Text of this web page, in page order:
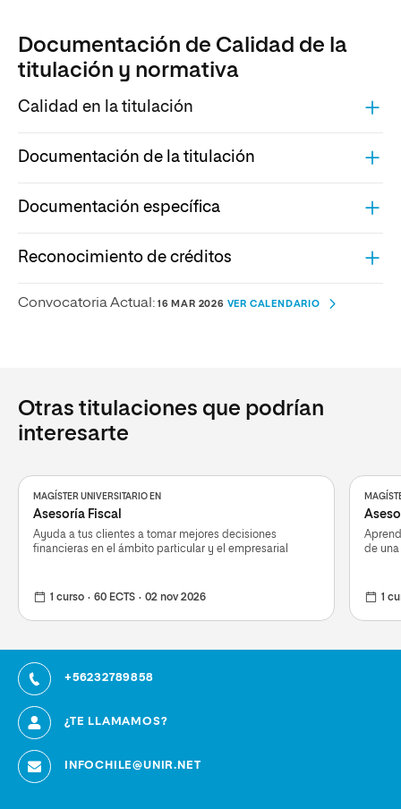
Documentación de Calidad de la
titulación y normativa
Calidad en la titulación
Documentación de la titulación
Documentación específica
Reconocimiento de créditos
Convocatoria Actual: 16 MAR 2026 VER CALENDARIO
Otras titulaciones que podrían
interesarte
MAGÍSTER UNIVERSITARIO EN
Asesoría Fiscal
Ayuda a tus clientes a tomar mejores decisiones
financieras en el ámbito particular y el empresarial
1 curso 60 ECTS 02 nov 2026
de
1
+56232789858
¿TE LLAMAMOS?
INFOCHILE@UNIR.NET